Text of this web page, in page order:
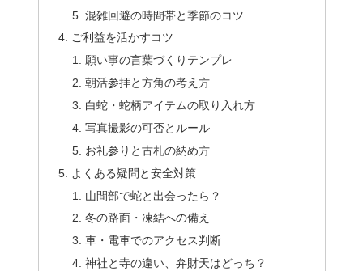
混雑回避の時間帯と季節のコツ
ご利益を活かすコツ
願い事の言葉づくりテンプレ
朝活参拝と方角の考え方
白蛇・蛇柄アイテムの取り入れ方
写真撮影の可否とルール
お礼参りと古札の納め方
よくある疑問と安全対策
山間部で蛇と出会ったら？
冬の路面・凍結への備え
車・電車でのアクセス判断
神社と寺の違い、弁財天はどっち？